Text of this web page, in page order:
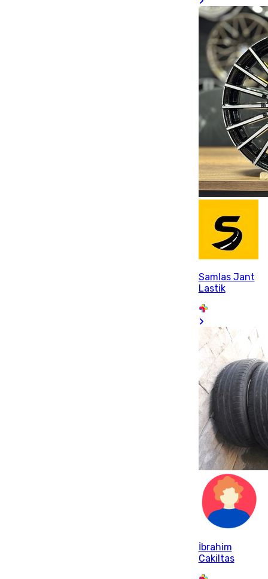
Samlas Jant
Lastik
İbrahim
Cakiltas